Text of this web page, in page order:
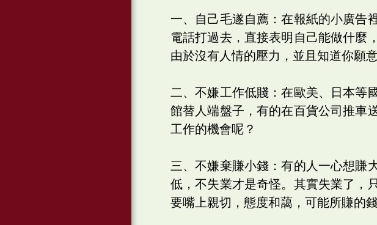
一、自己毛遂自薦：在報紙的小廣告
電話打過去，直接表明自己能做什麼
由於沒有人情的壓力，並且知道你願
二、不嫌工作低賤：在歐美、日本等
館替人端盤子，有的在百貨公司推車
工作的機會呢？
三、不嫌棄賺小錢：有的人一心想賺
低，不失業才是奇怪。其實失業了，
要嘴上親切，態度和藹，可能所賺的